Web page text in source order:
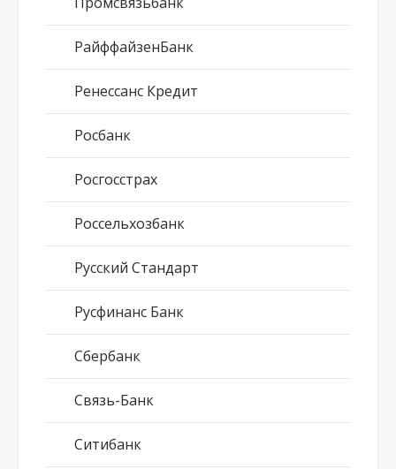
РайффайзенБанк
Ренессанс Кредит
Росбанк
Росгосстрах
Россельхозбанк
Русский Стандарт
Русфинанс Банк
Сбербанк
Связь-Банк
Ситибанк